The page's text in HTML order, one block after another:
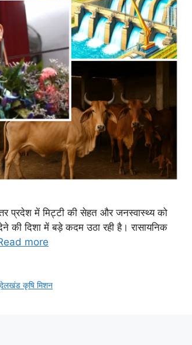
प्रदेश में मिट्टी की सेहत और जनस्वास्थ्य को
की दिशा में बड़े कदम उठा रही है। रासायनिक
more
कृषि मिशन